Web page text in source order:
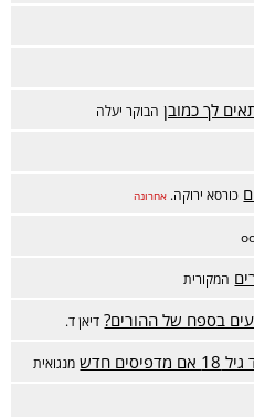
לך כמובן הבוקר יעלה
כורסא ירוקה. אחרונה
המקורית
דיאן ד.
חדש מנגואית